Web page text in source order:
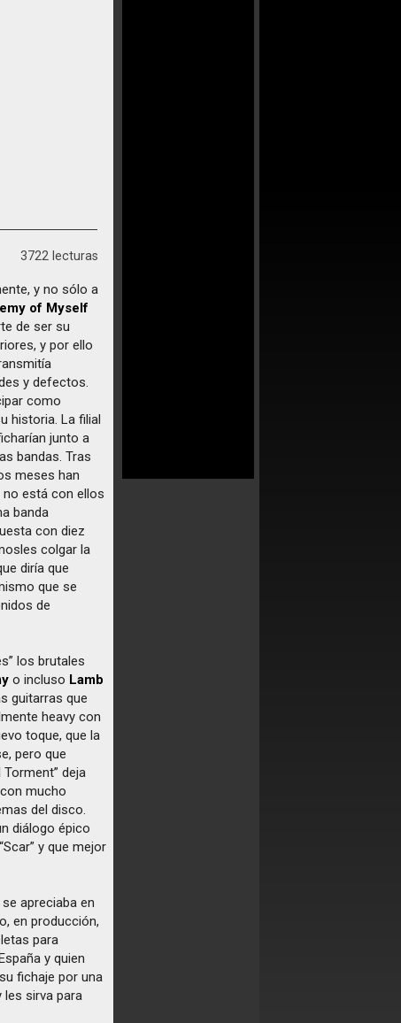
3722 lecturas
y no sólo a
of Myself
de ser su
y por ello
y defectos.
como
historia. La filial
junto a
bandas. Tras
meses han
no está con ellos
banda
con diez
colgar la
diría que
que se
de
los brutales
o incluso Lamb
guitarras que
heavy con
toque, que la
pero que
deja
mucho
del disco.
diálogo épico
y que mejor
apreciaba en
en producción,
para
y quien
fichaje por una
sirva para